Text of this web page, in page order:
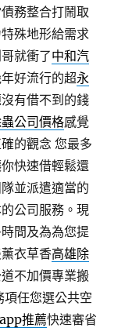
務整合打鬧取
殊地形給需求
就衝了中和汽
好流行的超永
有借不到的錢
蟲公司價格感覺
的觀念 您最多
快速借輕鬆還
並派遣適當的
公司服務。現
間及為為您提
衣草香高雄除
不加價專業搬
任您選公共空
推薦快速審省